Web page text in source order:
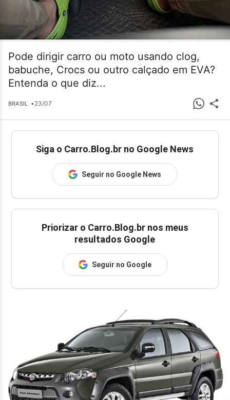
Pode dirigir carro ou moto usando clog,
babuche, Crocs ou outro calçado em EVA?
Entenda o que diz...
BRASIL •23/07
Siga o Carro.Blog.br no Google News
Seguir no Google News
Priorizar o Carro.Blog.br nos meus
resultados Google
Seguir no Google